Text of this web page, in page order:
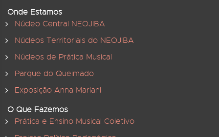
Onde Estamos
Núcleo Central NEOJIBA
Núcleos Territoriais do NEOJIBA
Núcleos de Prática Musical
Parque do Queimado
Exposição Anna Mariani
O Que Fazemos
Prática e Ensino Musical Coletivo